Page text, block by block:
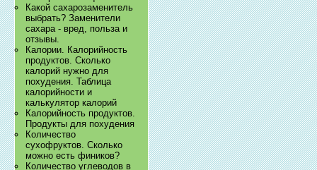
Какой сахарозаменитель
выбрать? Заменители
сахара - вред, польза и
отзывы.
Калории. Калорийность
продуктов. Сколько
калорий нужно для
похудения. Таблица
калорийности и
калькулятор калорий
Калорийность продуктов.
Продукты для похудения
Количество
сухофруктов. Сколько
можно есть фиников?
Количество углеводов в